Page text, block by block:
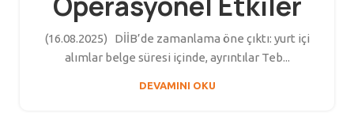
(16.08.2025) DİİB’de zamanlama öne çıktı: yurt içi
alımlar belge süresi içinde, ayrıntılar Teb...
DEVAMINI OKU